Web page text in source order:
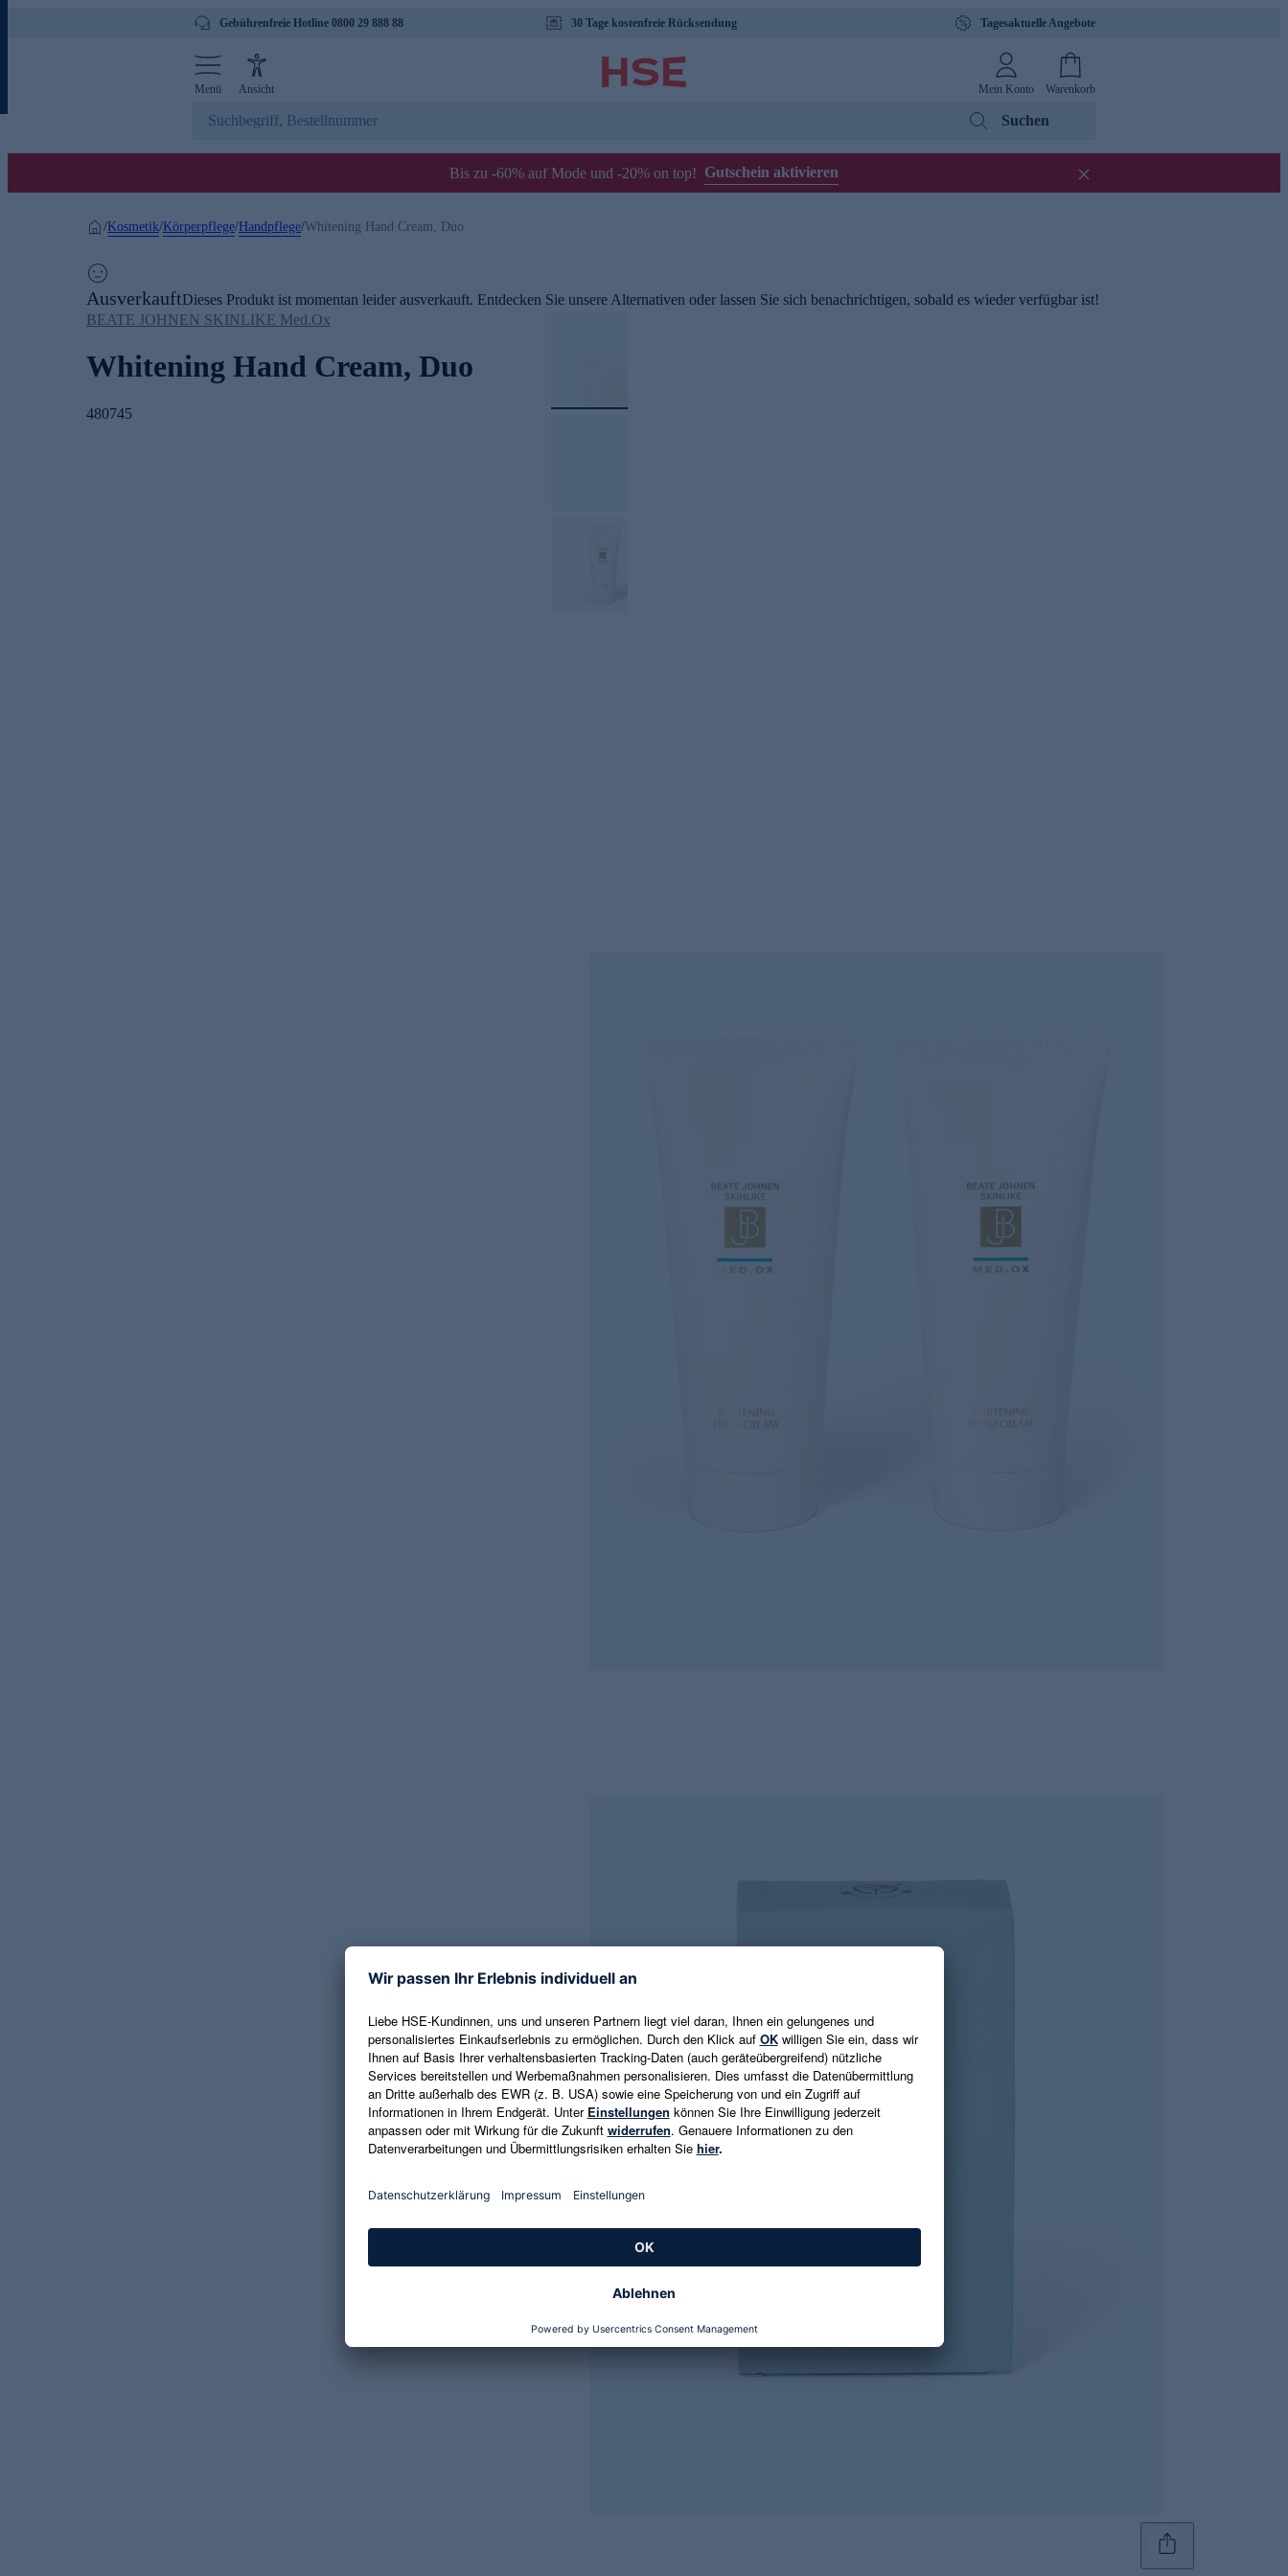
Gebührenfreie Hotline 0800 29 888 88 30 Tage kostenfreie Rücksendung Tagesaktuelle Angebote
Menü Ansicht Mein Konto Warenkorb
Suchen
Bis zu -60% auf Mode und -20% on top! Gutschein aktivieren
/Kosmetik/Körperpflege/Handpflege/Whitening Hand Cream, Duo
AusverkauftDieses Produkt ist momentan leider ausverkauft. Entdecken Sie unsere Alternativen oder lassen Sie sich benachrichtigen, sobald es wieder verfügbar ist!
BEATE JOHNEN SKINLIKE Med.Ox
Whitening Hand Cream, Duo
480745